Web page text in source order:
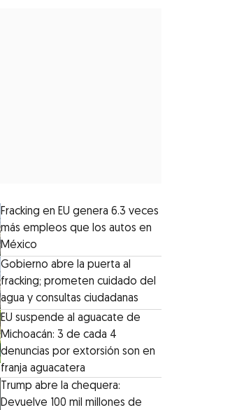
Fracking en EU genera 6.3 veces
más empleos que los autos en
México
Gobierno abre la puerta al
fracking; prometen cuidado del
agua y consultas ciudadanas
EU suspende al aguacate de
Michoacán: 3 de cada 4
denuncias por extorsión son en
franja aguacatera
Trump abre la chequera:
Devuelve 100 mil millones de